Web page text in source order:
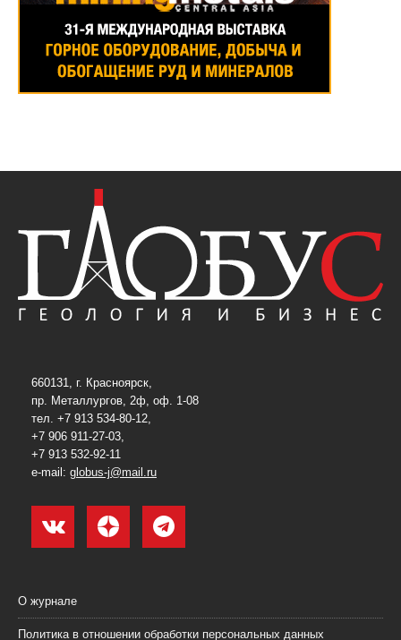
660131, г. Красноярск,
пр. Металлургов, 2ф, оф. 1-08
тел. +7 913 534-80-12,
+7 906 911-27-03,
+7 913 532-92-11
e-mail: globus-j@mail.ru
О журнале
Политика в отношении обработки персональных данных